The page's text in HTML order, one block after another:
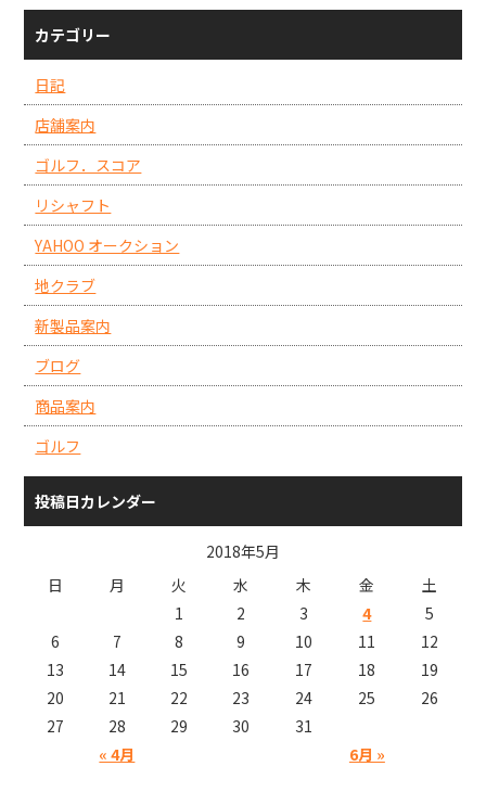
カテゴリー
日記
店舗案内
ゴルフ．スコア
リシャフト
YAHOO オークション
地クラブ
新製品案内
ブログ
商品案内
ゴルフ
投稿日カレンダー
2018年5月
日
月 火 水 木 金 土
« 4月 6月 »
1 2 3 4
5
6
7 8 9 10 11
12
13
14 15 16 17 18
19
20
21 22 23 24 25
26
27
28 29 30 31